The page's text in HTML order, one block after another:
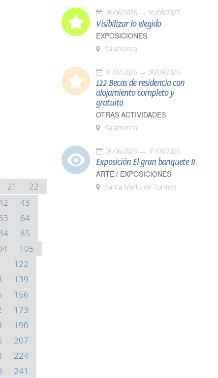
21
22
43
64
85
105
122
139
156
173
190
207
224
241
05/06/2026 31/03/2027
Visibilizar lo elegido
EXPOSICIONES
Salamanca
01/07/2026 30/09/2026
122 Becas de residencia con
alojamiento completo y
gratuito
OTRAS ACTIVIDADES
Salamanca
26/06/2026 31/08/2026
Exposición El gran banquete II
ARTE / EXPOSICIONES
Santa Marta de Tormes